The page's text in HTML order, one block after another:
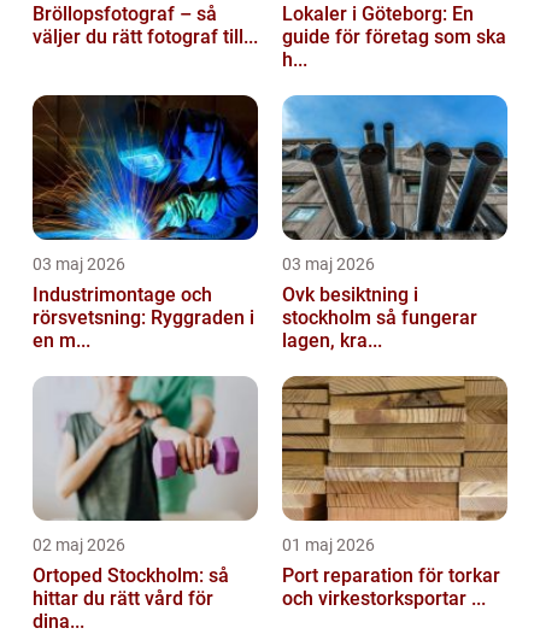
Bröllopsfotograf – så
väljer du rätt fotograf till...
Lokaler i Göteborg: En
guide för företag som ska
h...
03 maj 2026
Industrimontage och
rörsvetsning: Ryggraden i
en m...
03 maj 2026
Ovk besiktning i
stockholm så fungerar
lagen, kra...
02 maj 2026
Ortoped Stockholm: så
hittar du rätt vård för
dina...
01 maj 2026
Port reparation för torkar
och virkestorksportar ...